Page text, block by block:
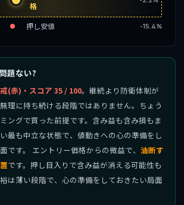
格
押し安値 -15.4%
題ない?
(赤)・スコア 35 / 100。継続より防衛体制が
理に持ち続ける段階ではありません。ちょう
ングで買った前提です。含み益も含み損もま
最も中立な状態で、値動きへの心の準備をし
です。 エントリー価格からの微益で、 油断す
です。押し目入りで含み益が消える可能性も
は薄い段階で、心の準備をしておきたい局面